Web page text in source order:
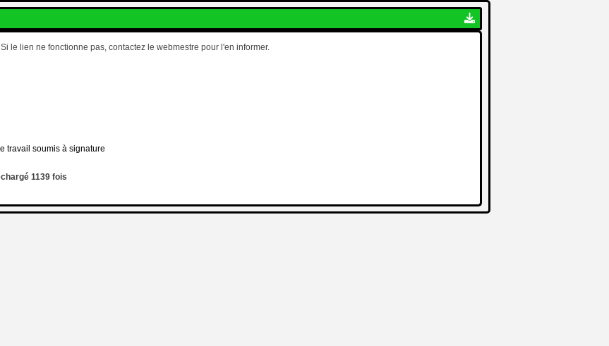
Si le lien ne fonctionne pas, contactez le webmestre pour l'en informer.
travail soumis à signature
1139 fois